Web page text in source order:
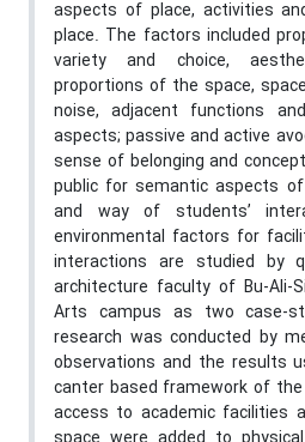
aspects of place, activities
place. The factors included
variety and choice,
proportions of the space,
noise, adjacent functions
aspects; passive and active
sense of belonging and
public for semantic aspects
and way of students’
environmental factors for
interactions are studied by
architecture faculty of Bu-Ali-
Arts campus as two case-
research was conducted by
observations and the results
canter based framework of
access to academic facilities